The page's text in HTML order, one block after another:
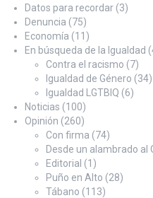
Datos para recordar (3)
Denuncia (75)
Economía (11)
En búsqueda de la Igualdad
Contra el racismo (7)
Igualdad de Género (34)
Igualdad LGTBIQ (6)
Noticias (100)
Opinión (260)
Con firma (74)
Desde un alambrado al
Editorial (1)
Puño en Alto (28)
Tábano (113)